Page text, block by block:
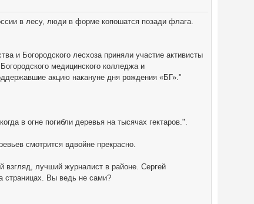
в лесу, люди в форме копошатся позади флага.
и Богородского лесхоза приняли участие активисты
медицинского колледжа и
акцию накануне дня рождения «БГ»."
в огне погибли деревья на тысячах гектаров.".
смотрится вдвойне прекрасно.
взгляд, лучший журналист в районе. Сергей
страницах. Вы ведь не сами?